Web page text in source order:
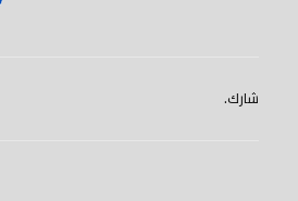
شارك.